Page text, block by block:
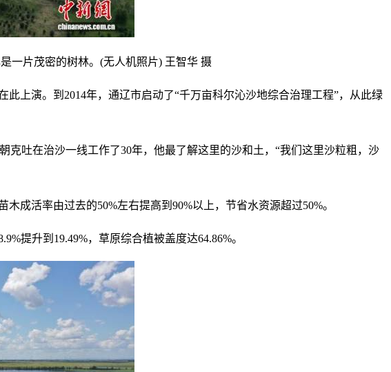
一片茂密的树林。(无人机照片) 王智华 摄
上演。到2014年，通辽市启动了“千万亩科尔沁沙地综合治理工程”，从此绿
吐在治沙一线工作了30年，他最了解这里的沙和土，“我们这里沙粒粗，沙
成活率由过去的50%左右提高到90%以上，节省水资源超过50%。
提升到19.49%，草原综合植被盖度达64.86%。